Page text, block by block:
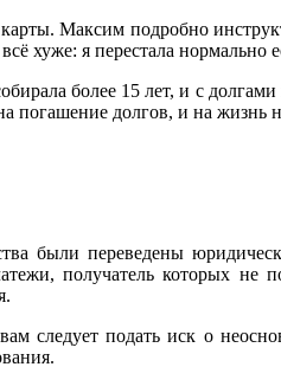
Максим подробно
хуже: я перестала
более 15 лет, и с
погашение долгов, и на
были переведены
получатель которых
следует подать иск о